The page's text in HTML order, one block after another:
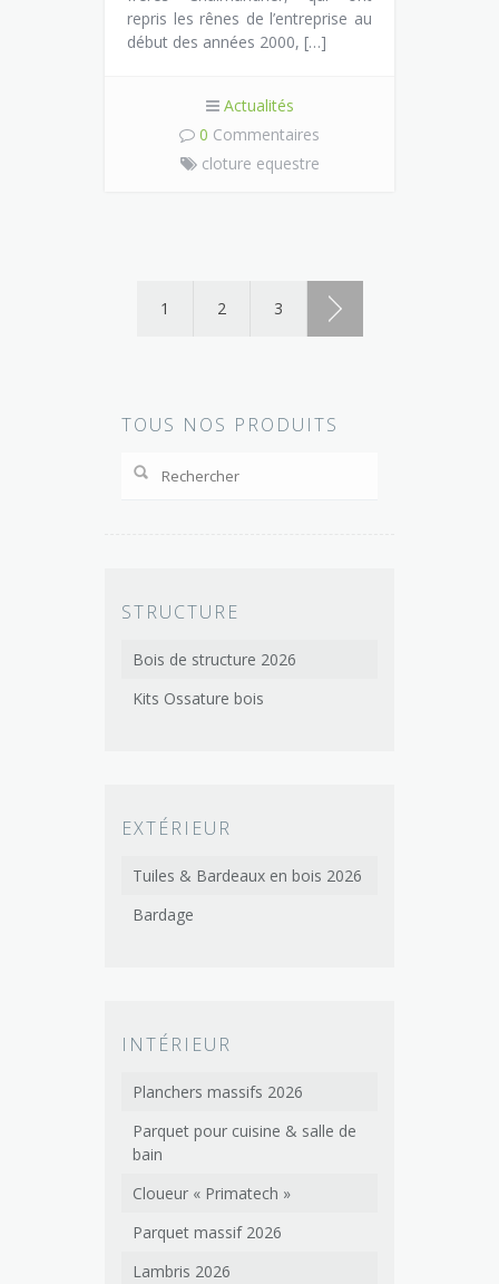
repris les rênes de l’entreprise au
début des années 2000, […]
Actualités
0 Commentaires
cloture equestre
1 2 3
TOUS NOS PRODUITS
STRUCTURE
Bois de structure 2026
Kits Ossature bois
EXTÉRIEUR
Tuiles & Bardeaux en bois 2026
Bardage
INTÉRIEUR
Planchers massifs 2026
Parquet pour cuisine & salle de
bain
Cloueur « Primatech »
Parquet massif 2026
Lambris 2026